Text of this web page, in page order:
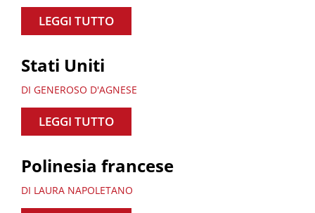
LEGGI TUTTO
Stati Uniti
DI GENEROSO D'AGNESE
LEGGI TUTTO
Polinesia francese
DI LAURA NAPOLETANO